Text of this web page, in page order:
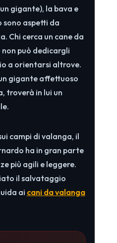
gigante), la bava e
sono aspetti da
Chi cerca un cane da
può dedicargli
a orientarsi altrove.
gigante affettuoso
troverà in lui un
campi di valanga, il
ha in gran parte
più agili e leggere.
il salvataggio
ai cani da valanga